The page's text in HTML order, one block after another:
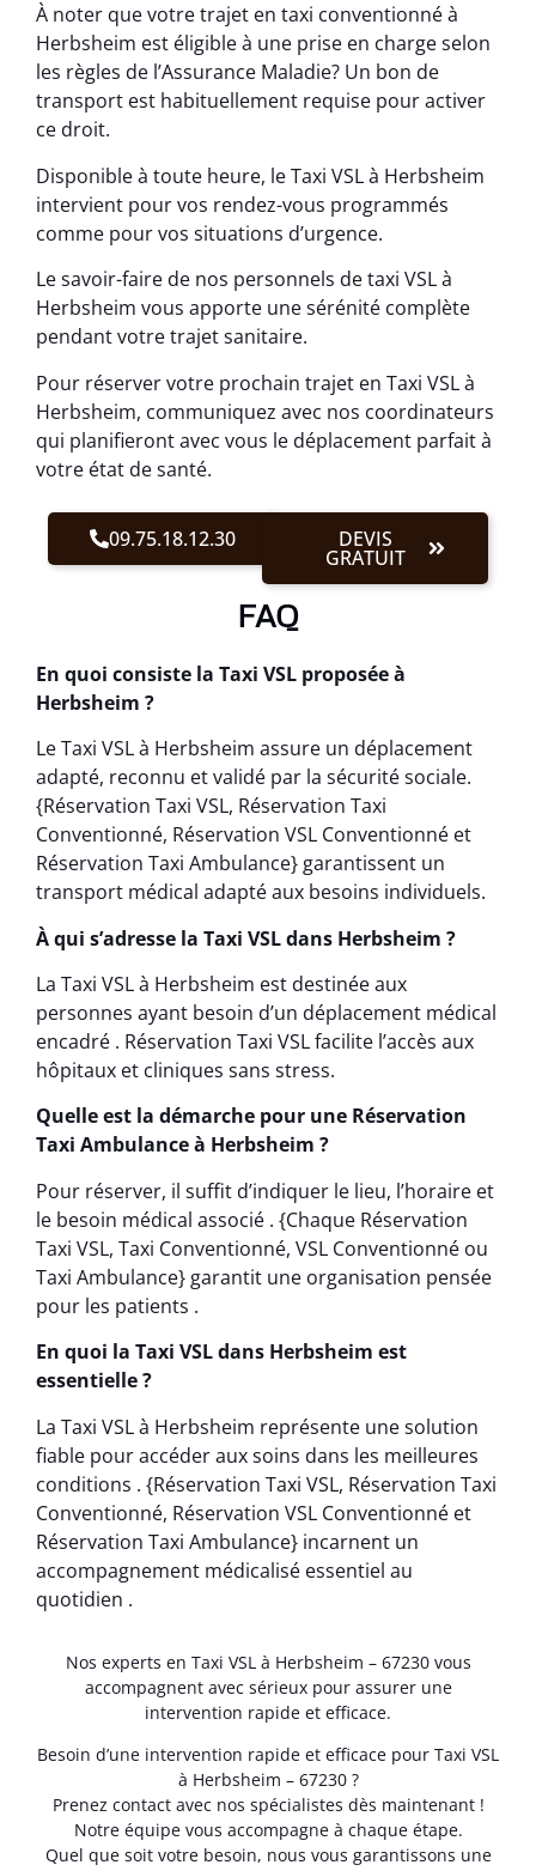
À noter que votre trajet en taxi conventionné à
Herbsheim est éligible à une prise en charge selon
les règles de l’Assurance Maladie? Un bon de
transport est habituellement requise pour activer
ce droit.
Disponible à toute heure, le Taxi VSL à Herbsheim
intervient pour vos rendez-vous programmés
comme pour vos situations d’urgence.
Le savoir-faire de nos personnels de taxi VSL à
Herbsheim vous apporte une sérénité complète
pendant votre trajet sanitaire.
Pour réserver votre prochain trajet en Taxi VSL à
Herbsheim, communiquez avec nos coordinateurs
qui planifieront avec vous le déplacement parfait à
votre état de santé.
09.75.18.12.30 DEVIS
GRATUIT
FAQ
En quoi consiste la Taxi VSL proposée à
Herbsheim ?
Le Taxi VSL à Herbsheim assure un déplacement
adapté, reconnu et validé par la sécurité sociale.
{Réservation Taxi VSL, Réservation Taxi
Conventionné, Réservation VSL Conventionné et
Réservation Taxi Ambulance} garantissent un
transport médical adapté aux besoins individuels.
À qui s’adresse la Taxi VSL dans Herbsheim ?
La Taxi VSL à Herbsheim est destinée aux
personnes ayant besoin d’un déplacement médical
encadré . Réservation Taxi VSL facilite l’accès aux
hôpitaux et cliniques sans stress.
Quelle est la démarche pour une Réservation
Taxi Ambulance à Herbsheim ?
Pour réserver, il suffit d’indiquer le lieu, l’horaire et
le besoin médical associé . {Chaque Réservation
Taxi VSL, Taxi Conventionné, VSL Conventionné ou
Taxi Ambulance} garantit une organisation pensée
pour les patients .
En quoi la Taxi VSL dans Herbsheim est
essentielle ?
La Taxi VSL à Herbsheim représente une solution
fiable pour accéder aux soins dans les meilleures
conditions . {Réservation Taxi VSL, Réservation Taxi
Conventionné, Réservation VSL Conventionné et
Réservation Taxi Ambulance} incarnent un
accompagnement médicalisé essentiel au
quotidien .
Nos experts en Taxi VSL à Herbsheim – 67230 vous
accompagnent avec sérieux pour assurer une
intervention rapide et efficace.
Besoin d’une intervention rapide et efficace pour Taxi VSL
à Herbsheim – 67230 ?
Prenez contact avec nos spécialistes dès maintenant !
Notre équipe vous accompagne à chaque étape.
Quel que soit votre besoin, nous vous garantissons une